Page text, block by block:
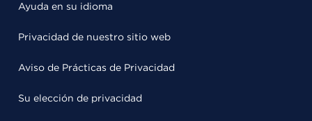
Ayuda en su idioma
Privacidad de nuestro sitio web
Aviso de Prácticas de Privacidad
Su elección de privacidad